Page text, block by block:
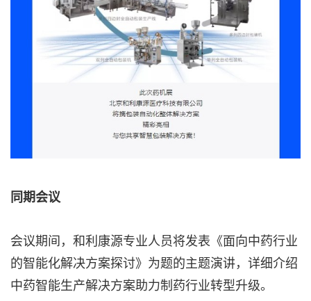
同期会议
会议期间，和利康源专业人员将发表《面向中药行业
的智能化解决方案探讨》为题的主题演讲，详细介绍
中药智能生产解决方案助力制药行业转型升级。